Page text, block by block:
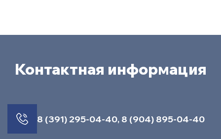
Контактная информация
8 (391) 295-04-40, 8 (904) 895-04-40